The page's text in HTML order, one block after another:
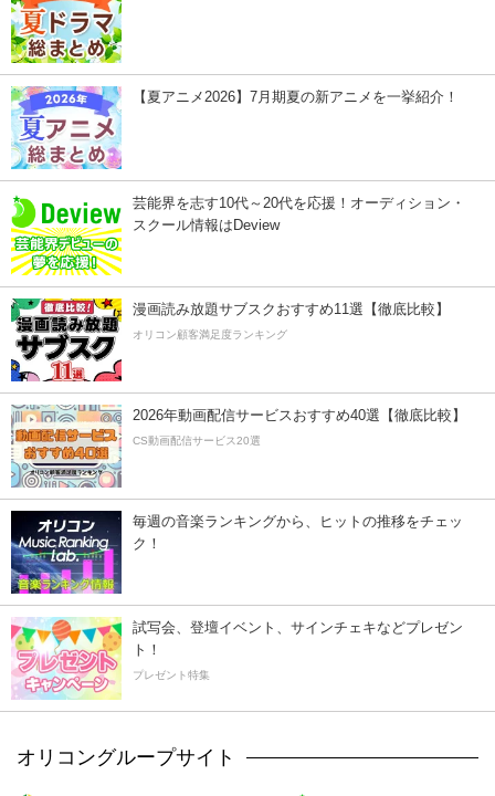
【夏アニメ2026】7月期夏の新アニメを一挙紹介！
芸能界を志す10代～20代を応援！オーディション・
スクール情報はDeview
漫画読み放題サブスクおすすめ11選【徹底比較】
オリコン顧客満足度ランキング
2026年動画配信サービスおすすめ40選【徹底比較】
CS動画配信サービス20選
毎週の音楽ランキングから、ヒットの推移をチェッ
ク！
試写会、登壇イベント、サインチェキなどプレゼン
ト！
プレゼント特集
オリコングループサイト